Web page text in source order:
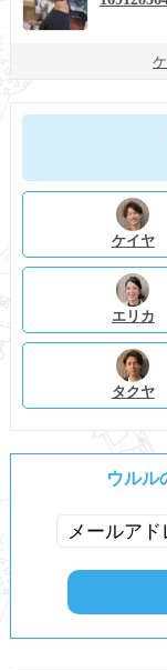
ケイヤ
エリカ
タクヤ
ウルル